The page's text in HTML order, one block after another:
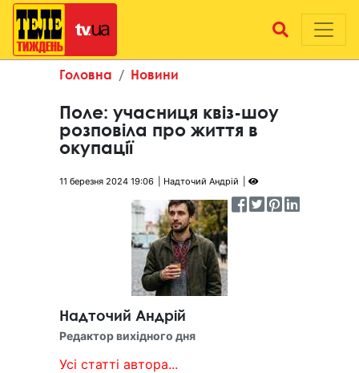
Головна Новини
Поле: учасниця квіз-шоу
розповіла про життя в
окупації
11 березня 2024 19:06 Надточий Андрій
Надточий Андрій
Редактор вихідного дня
Усі статті автора...